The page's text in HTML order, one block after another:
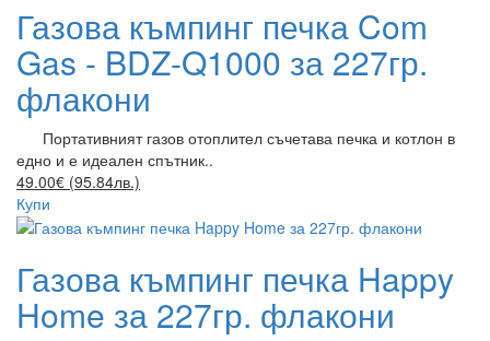
Газова къмпинг печка Com
Gas - BDZ-Q1000 за 227гр.
флакони
Портативният газов отоплител съчетава печка и котлон в
едно и е идеален спътник..
49.00€ (95.84лв.)
Купи
Газова къмпинг печка Happy
Home за 227гр. флакони